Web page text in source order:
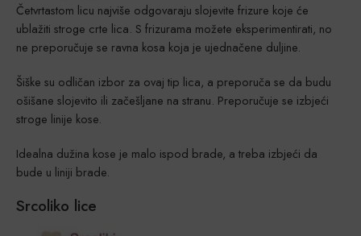
Četvrtastom licu najviše odgovaraju slojevite frizure koje će
ublažiti stroge crte lica. S frizurama možete eksperimentirati, no
ne preporučuje se ravna kosa koja je ujednačene duljine.
Šiške su odličan izbor za ovaj tip lica, a preporuča se da budu
ošišane slojevito ili začešljane na stranu. Preporučuje se izbjeći
stroge linije kose.
Idealna dužina kose je malo ispod brade, a treba izbjeći da
bude u liniji brade.
Srcoliko lice